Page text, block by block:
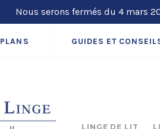
Nous serons fermés du 4 mars
GUIDES ET
LINGE DE LIT